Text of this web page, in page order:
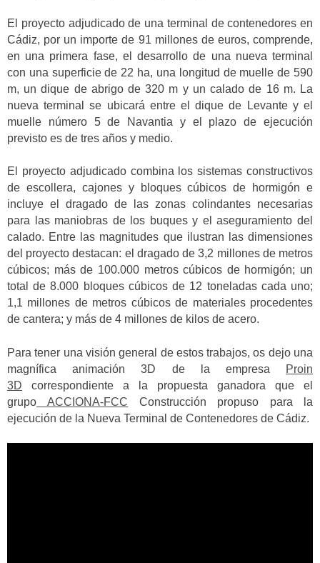
El proyecto adjudicado de una terminal de contenedores en
Cádiz, por un importe de 91 millones de euros, comprende,
en una primera fase, el desarrollo de una nueva terminal
con una superficie de 22 ha, una longitud de muelle de 590
m, un dique de abrigo de 320 m y un calado de 16 m. La
nueva terminal se ubicará entre el dique de Levante y el
muelle número 5 de Navantia y el plazo de ejecución
previsto es de tres años y medio.
El proyecto adjudicado combina los sistemas constructivos
de escollera, cajones y bloques cúbicos de hormigón e
incluye el dragado de las zonas colindantes necesarias
para las maniobras de los buques y el aseguramiento del
calado. Entre las magnitudes que ilustran las dimensiones
del proyecto destacan: el dragado de 3,2 millones de metros
cúbicos; más de 100.000 metros cúbicos de hormigón; un
total de 8.000 bloques cúbicos de 12 toneladas cada uno;
1,1 millones de metros cúbicos de materiales procedentes
de cantera; y más de 4 millones de kilos de acero.
Para tener una visión general de estos trabajos, os dejo una
magnífica animación 3D de la empresa
Proin
3D correspondiente a la propuesta ganadora que el
grupo ACCIONA-FCC Construcción propuso para la
ejecución de la Nueva Terminal de Contenedores de Cádiz.